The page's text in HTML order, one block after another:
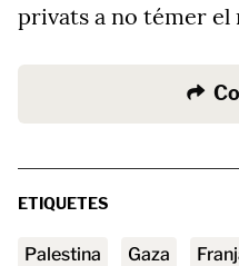
privats a no témer
ETIQUETES
Palestina Gaza